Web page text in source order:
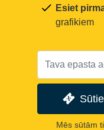
Esiet
grafikiem
Mēs sūtām